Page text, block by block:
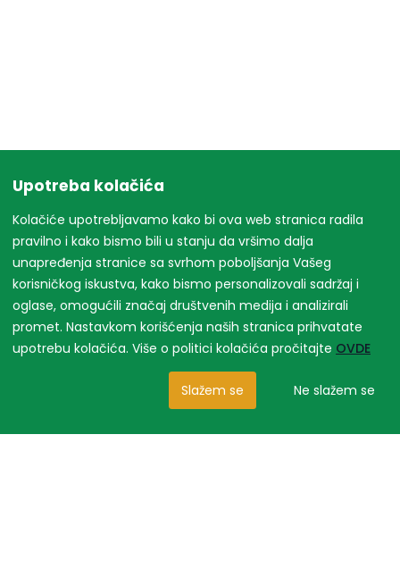
Upotreba kolačića
Kolačiće upotrebljavamo kako bi ova web stranica radila
pravilno i kako bismo bili u stanju da vršimo dalja
unapređenja stranice sa svrhom poboljšanja Vašeg
korisničkog iskustva, kako bismo personalizovali sadržaj i
oglase, omogućili značaj društvenih medija i analizirali
promet. Nastavkom korišćenja naših stranica prihvatate
upotrebu kolačića. Više o politici kolačića pročitajte OVDE
Slažem se Ne slažem se